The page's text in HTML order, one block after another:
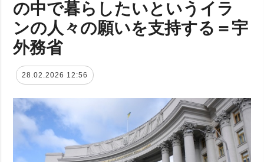
の中で暮らしたいというイラ
ンの人々の願いを支持する＝宇
外務省
28.02.2026 12:56